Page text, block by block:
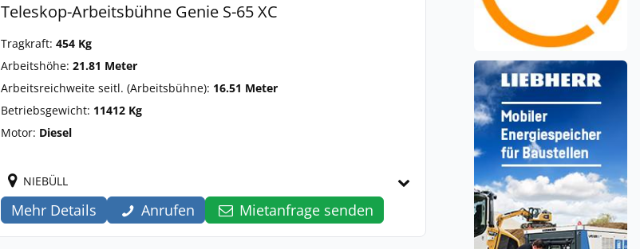
Teleskop-Arbeitsbühne Genie S-65 XC
Tragkraft: 454 Kg
Arbeitshöhe: 21.81 Meter
Arbeitsreichweite seitl. (Arbeitsbühne): 16.51 Meter
Betriebsgewicht: 11412 Kg
Motor: Diesel
NIEBÜLL
Mehr Details Anrufen Mietanfrage senden